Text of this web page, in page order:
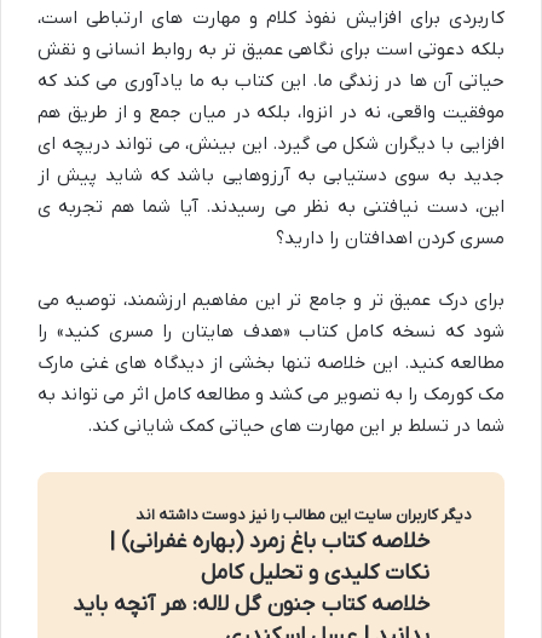
کاربردی برای افزایش نفوذ کلام و مهارت های ارتباطی است،
بلکه دعوتی است برای نگاهی عمیق تر به روابط انسانی و نقش
حیاتی آن ها در زندگی ما. این کتاب به ما یادآوری می کند که
موفقیت واقعی، نه در انزوا، بلکه در میان جمع و از طریق هم
افزایی با دیگران شکل می گیرد. این بینش، می تواند دریچه ای
جدید به سوی دستیابی به آرزوهایی باشد که شاید پیش از
این، دست نیافتنی به نظر می رسیدند. آیا شما هم تجربه ی
مسری کردن اهدافتان را دارید؟
برای درک عمیق تر و جامع تر این مفاهیم ارزشمند، توصیه می
شود که نسخه کامل کتاب «هدف هایتان را مسری کنید» را
مطالعه کنید. این خلاصه تنها بخشی از دیدگاه های غنی مارک
مک کورمک را به تصویر می کشد و مطالعه کامل اثر می تواند به
شما در تسلط بر این مهارت های حیاتی کمک شایانی کند.
دیگر کاربران سایت این مطالب را نیز دوست داشته اند
خلاصه کتاب باغ زمرد (بهاره غفرانی) |
نکات کلیدی و تحلیل کامل
خلاصه کتاب جنون گل لاله: هر آنچه باید